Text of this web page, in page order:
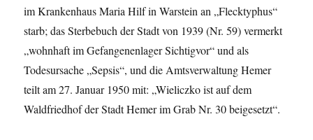
im Krankenhaus Maria Hilf in Warstein an „Flecktyphus“
starb; das Sterbebuch der Stadt von 1939 (Nr. 59) vermerkt
„wohnhaft im Gefangenenlager Sichtigvor“ und als
Todesursache „Sepsis“, und die Amtsverwaltung Hemer
teilt am 27. Januar 1950 mit: „Wieliczko ist auf dem
Waldfriedhof der Stadt Hemer im Grab Nr. 30 beigesetzt“.